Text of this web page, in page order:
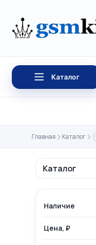
Каталог
Главная Каталог
Каталог
Наличие
Цена, ₽